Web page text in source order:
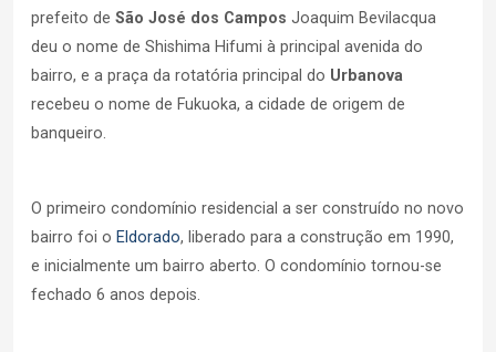
prefeito de São José dos Campos Joaquim Bevilacqua
deu o nome de Shishima Hifumi à principal avenida do
bairro, e a praça da rotatória principal do Urbanova
recebeu o nome de Fukuoka, a cidade de origem de
banqueiro.
O primeiro condomínio residencial a ser construído no novo
bairro foi o Eldorado, liberado para a construção em 1990,
e inicialmente um bairro aberto. O condomínio tornou-se
fechado 6 anos depois.